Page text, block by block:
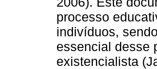
processo
indivíduos,
essencial desse
existencialista